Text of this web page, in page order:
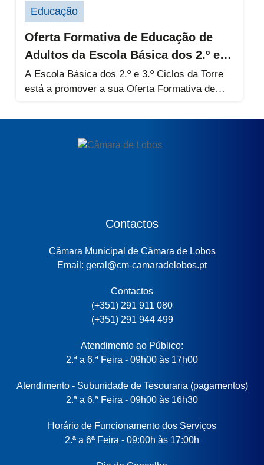
Educação
Oferta Formativa de Educação de
Adultos da Escola Básica dos 2.º e
3.º Ciclos da Torre
A Escola Básica dos 2.º e 3.º Ciclos da Torre
está a promover a sua Oferta Formativa de
Contactos
Câmara Municipal de Câmara de Lobos
Email: geral@cm-camaradelobos.pt
Contactos
(+351) 291 911 080
(+351) 291 944 499
Atendimento ao Público:
2.ª a 6.ª Feira - 09h00 às 17h00
Atendimento - Subunidade de Tesouraria (pagamentos)
2.ª a 6.ª Feira - 09h00 às 16h30
Horário de Funcionamento dos Serviços
2.ª a 6ª Feira - 09:00h às 17:00h